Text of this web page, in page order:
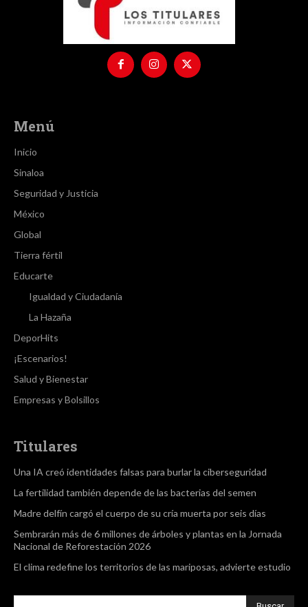
Menú
Inicio
Sinaloa
Seguridad y Justicia
México
Global
Tierra fértil
Educarte
Igualdad y Ciudadanía
La Hazaña
DeporHits
¡Escenarios!
Salud y Bienestar
Empresas y Bolsillos
Titulares
Una IA creó identidades falsas para burlar la ciberseguridad
La fertilidad también depende de las bacterias del semen
Madre delfín cargó el cuerpo de su cría muerta por seis días
Sembrarán más de 6 millones de árboles y plantas en la Jornada
Nacional de Reforestación 2026
El clima redefine los territorios de las mariposas, advierte estudio